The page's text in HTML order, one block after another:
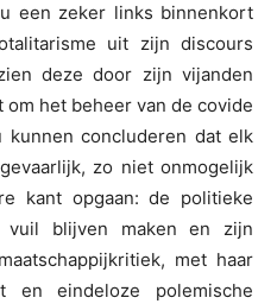
een zeker links binnenkort
uit zijn discours
deze door zijn vijanden
het beheer van de covide
kunnen concluderen dat elk
zo niet onmogelijk
kant opgaan: de politieke
vuil blijven maken en zijn
met haar
en eindeloze polemische